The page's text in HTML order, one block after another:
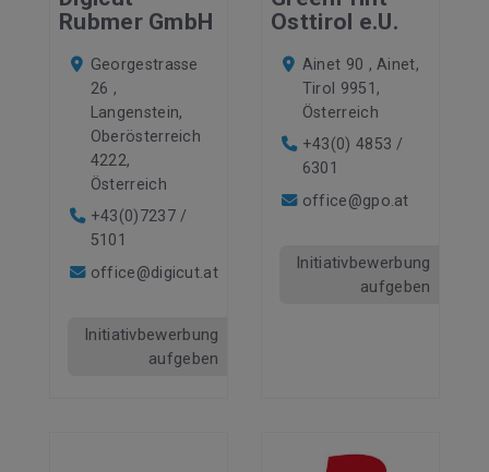
Rubmer GmbH
Georgestrasse
26 ,
Langenstein,
Oberösterreich
4222,
Österreich
+43(0)7237 /
5101
office@digicut.at
Initiativbewerbung
aufgeben
Osttirol e.U.
Ainet 90 , Ainet,
Tirol 9951,
Österreich
+43(0) 4853 /
6301
office@gpo.at
Initiativbewerbung
aufgeben